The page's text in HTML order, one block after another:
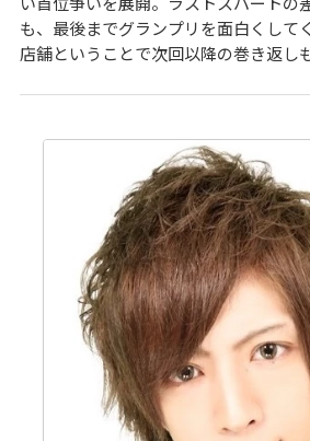
も、最後までグランプリを面白くして
店舗ということで次回以降の巻き返し